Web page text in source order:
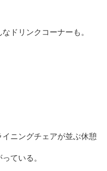
ドリンクコーナーも。
ニングチェアが並ぶ休憩
ている。